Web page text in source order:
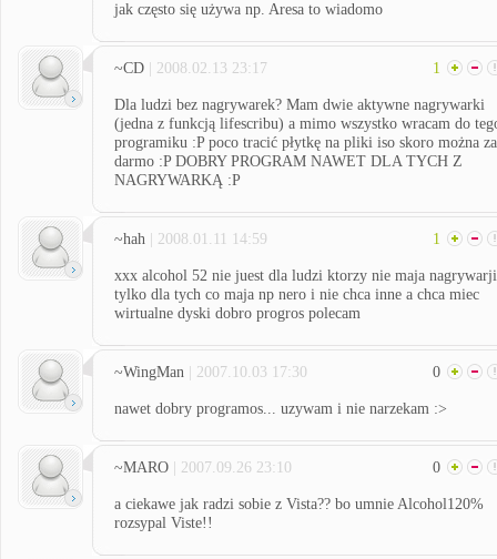
jak często się używa np. Aresa to wiadomo
~CD | 2008.02.13 23:17 1
Dla ludzi bez nagrywarek? Mam dwie aktywne nagrywarki
(jedna z funkcją lifescribu) a mimo wszystko wracam do
programiku :P poco tracić płytkę na pliki iso skoro można za
darmo :P DOBRY PROGRAM NAWET DLA TYCH Z
NAGRYWARKĄ :P
~hah | 2008.01.11 14:59 1
xxx alcohol 52 nie juest dla ludzi ktorzy nie maja nagrywarji
tylko dla tych co maja np nero i nie chca inne a chca miec
wirtualne dyski dobro progros polecam
~WingMan | 2007.10.03 17:30 0
nawet dobry programos... uzywam i nie narzekam :>
~MARO | 2007.09.26 23:10 0
a ciekawe jak radzi sobie z Vista?? bo umnie Alcohol120%
rozsypal Viste!!